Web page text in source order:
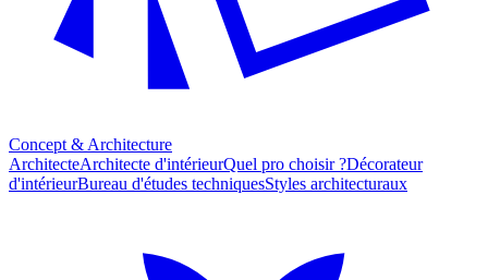
Concept & Architecture
ArchitecteArchitecte d'intérieurQuel pro choisir ?Décorateur
d'intérieurBureau d'études techniquesStyles architecturaux